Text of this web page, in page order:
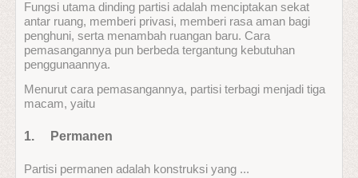
Fungsi utama dinding partisi adalah menciptakan sekat
antar ruang, memberi privasi, memberi rasa aman bagi
penghuni, serta menambah ruangan baru. Cara
pemasangannya pun berbeda tergantung kebutuhan
penggunaannya.
Menurut cara pemasangannya, partisi terbagi menjadi tiga
macam, yaitu
1. Permanen
Partisi permanen adalah konstruksi yang ...